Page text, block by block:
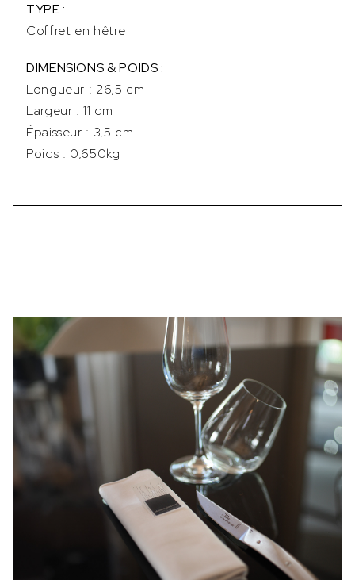
TYPE :
Coffret en hêtre
DIMENSIONS & POIDS :
Longueur : 26,5 cm
Largeur : 11 cm
Épaisseur : 3,5 cm
Poids : 0,650kg